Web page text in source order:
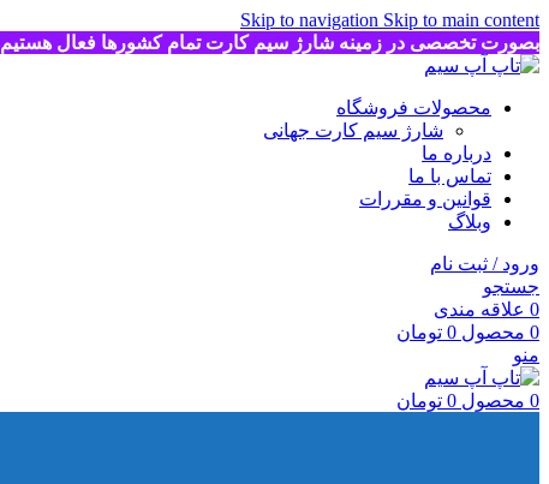
Skip to navigation Skip to main content
بصورت تخصصی در زمینه شارژ سیم کارت تمام کشورها فعال هستیم
محصولات فروشگاه
شارژ سیم کارت جهانی
درباره ما
تماس با ما
قوانین و مقررات
وبلاگ
ورود / ثبت نام
جستجو
0 علاقه مندی
0 محصول 0 تومان
منو
0 محصول 0 تومان